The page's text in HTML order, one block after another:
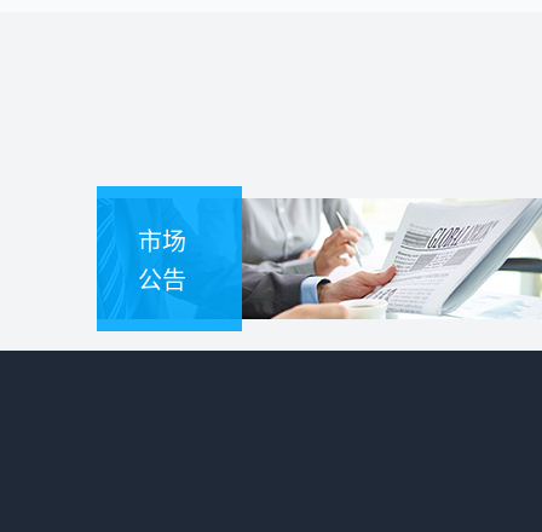
市场
公告